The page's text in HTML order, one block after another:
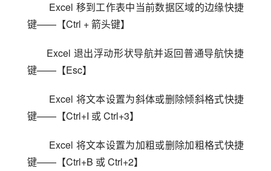
键——【Ctrl + 箭头键】
Excel 退出浮动形状导航并返回普通导航快捷
键——【Esc】
键——【Ctrl+I 或 Ctrl+3】
键——【Ctrl+B 或 Ctrl+2】